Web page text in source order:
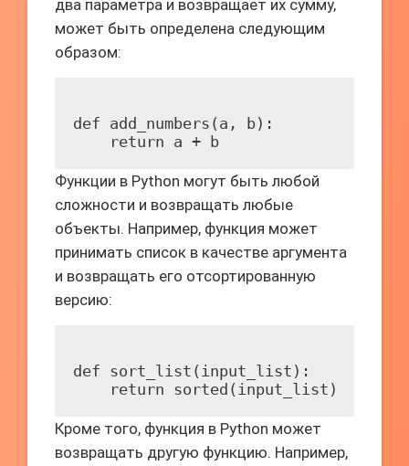
два параметра и возвращает их сумму,
может быть определена следующим
образом:
def add_numbers(a, b):
Функции в Python могут быть любой
сложности и возвращать любые
объекты. Например, функция может
принимать список в качестве аргумента
и возвращать его отсортированную
версию:
def sort_list(input_list):
Кроме того, функция в Python может
возвращать другую функцию. Например,